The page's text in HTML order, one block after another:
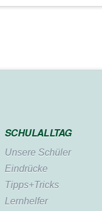
SCHULALLTAG
Unsere Schüler
Eindrücke
Tipps+Tricks
Lernhelfer